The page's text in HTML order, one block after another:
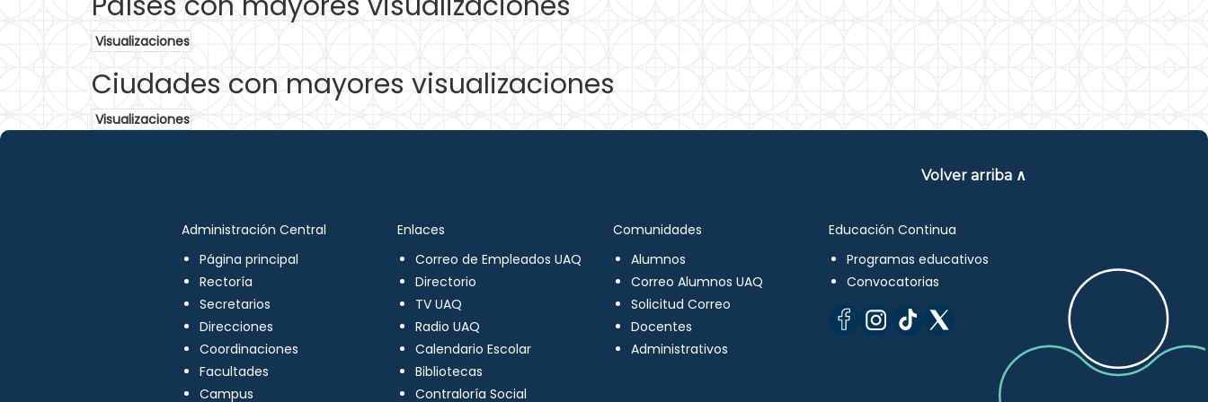
Visualizaciones
Ciudades con mayores visualizaciones
Visualizaciones
Volver arriba ∧
Administración Central
Página principal
Rectoría
Secretarios
Direcciones
Coordinaciones
Facultades
Campus
Enlaces
Correo de Empleados UAQ
Directorio
TV UAQ
Radio UAQ
Calendario Escolar
Bibliotecas
Contraloría Social
Comunidades
Alumnos
Correo Alumnos UAQ
Solicitud Correo
Docentes
Administrativos
Educación Continua
Programas educativos
Convocatorias